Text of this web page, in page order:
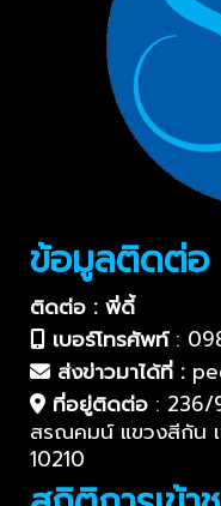
ข้อมูลติดต่อ
ติดต่อ : พี่ดี้
เบอร์โทรศัพท์:
ส่งข่าวมาได้ที่ :
ที่อยู่ติดต่อ : 236/
สรณคมน์ แขวงสีกัน
10210